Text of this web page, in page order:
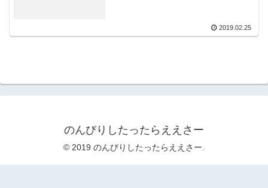
2019.02.25
のんびりしたったらええさー
© 2019 のんびりしたったらええさー.